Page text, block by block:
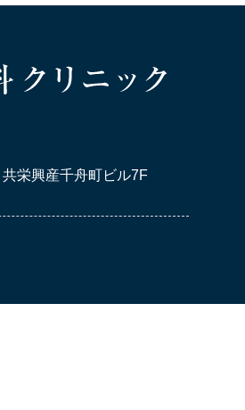
共栄興産千舟町ビル7F